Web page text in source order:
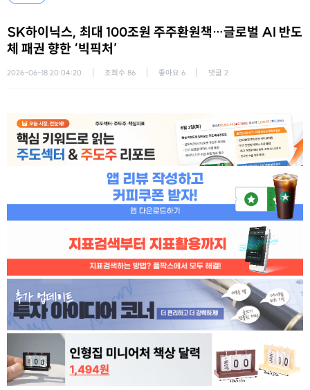
SK하이닉스, 최대 100조원 주주환원책…글로벌 AI 반도
체 패권 향한 ‘빅픽처’
2026-06-18 20:04:20 조회수 86 좋아요 6 댓글 2